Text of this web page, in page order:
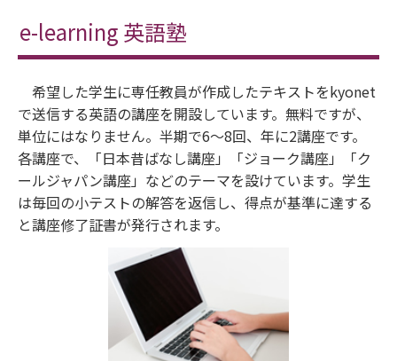
e-learning 英語塾
希望した学生に専任教員が作成したテキストをkyonet
で送信する英語の講座を開設しています。無料ですが、
単位にはなりません。半期で6～8回、年に2講座です。
各講座で、「日本昔ばなし講座」「ジョーク講座」「ク
ールジャパン講座」などのテーマを設けています。学生
は毎回の小テストの解答を返信し、得点が基準に達する
と講座修了証書が発行されます。